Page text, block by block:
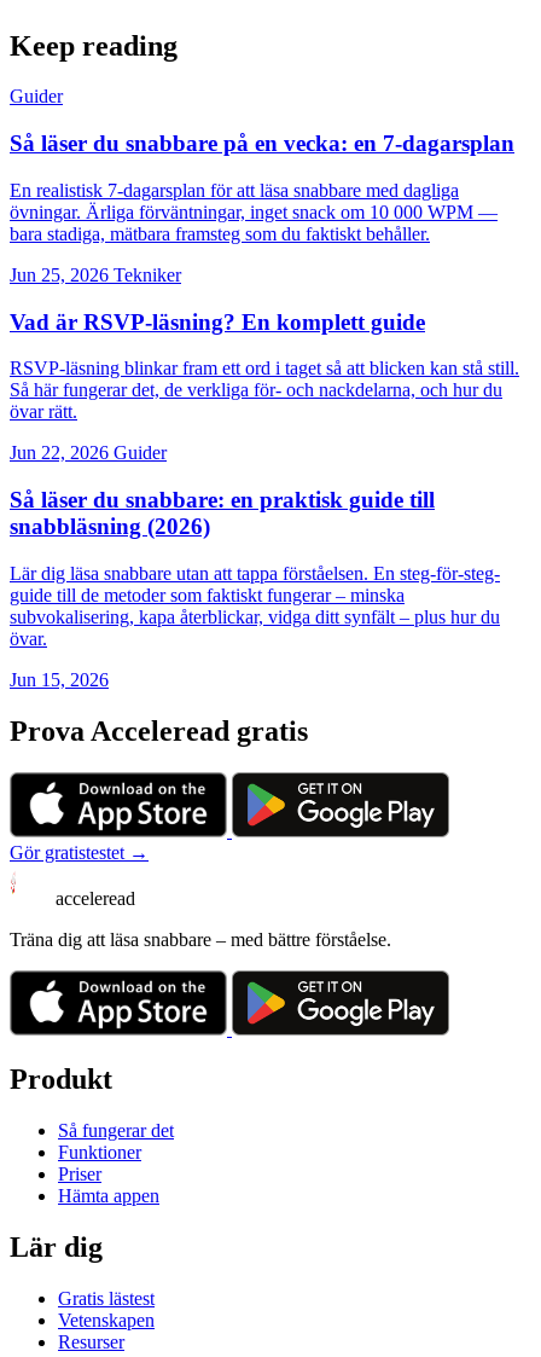
Keep reading
Guider
Så läser du snabbare på en vecka: en 7-dagarsplan
En realistisk 7-dagarsplan för att läsa snabbare med dagliga
övningar. Ärliga förväntningar, inget snack om 10 000 WPM —
bara stadiga, mätbara framsteg som du faktiskt behåller.
Jun 25, 2026 Tekniker
Vad är RSVP-läsning? En komplett guide
RSVP-läsning blinkar fram ett ord i taget så att blicken kan stå still.
Så här fungerar det, de verkliga för- och nackdelarna, och hur du
övar rätt.
Jun 22, 2026 Guider
Så läser du snabbare: en praktisk guide till
snabbläsning (2026)
Lär dig läsa snabbare utan att tappa förståelsen. En steg-för-steg-
guide till de metoder som faktiskt fungerar – minska
subvokalisering, kapa återblickar, vidga ditt synfält – plus hur du
övar.
Jun 15, 2026
Prova Acceleread gratis
Gör gratistestet →
acceleread
Träna dig att läsa snabbare – med bättre förståelse.
Produkt
Så fungerar det
Funktioner
Priser
Hämta appen
Lär dig
Gratis lästest
Vetenskapen
Resurser